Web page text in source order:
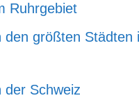
Ruhrgebiet
den größten Städten
der Schweiz